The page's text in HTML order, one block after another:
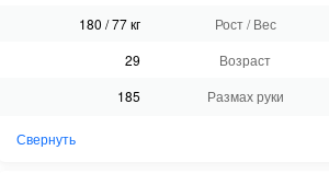
180 / 77 кг
29
185
Рост / Вес
Возраст
Размах руки
Свернуть